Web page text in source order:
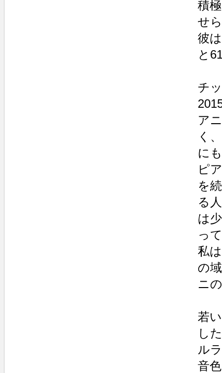
積
せ
彼
と
チ
ア
く
に
ピ
を
る
は
っ
私
の
ニ
若
し
ル
音